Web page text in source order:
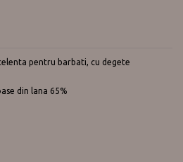
pentru barbati, cu degete
din lana 65%